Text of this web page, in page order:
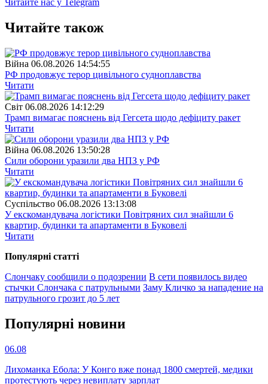
Читайте нас у Telegram
Читайте також
Війна 06.08.2026 14:54:55
РФ продовжує терор цивільного судноплавства
Читати
Свiт 06.08.2026 14:12:29
Трамп вимагає пояснень від Гегсета щодо дефіциту ракет
Читати
Війна 06.08.2026 13:50:28
Сили оборони уразили два НПЗ у РФ
Читати
Суспiльство 06.08.2026 13:13:08
У екскомандувача логістики Повітряних сил знайшли 6
квартир, будинки та апартаменти в Буковелі
Читати
Популярнi статтi
Слончаку сообщили о подозрении В сети появилось видео
стычки Слончака с патрульными Заму Кличко за нападение на
патрульного грозит до 5 лет
Популярнi новини
06.08
Лихоманка Ебола: У Конго вже понад 1800 смертей, медики
протестують через невиплату зарплат